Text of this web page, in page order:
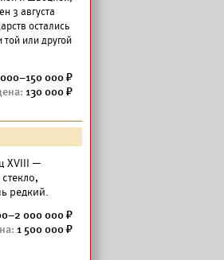
3 августа
остались
или другой
000
130 000
XVIII —
редкий.
000 000
1 500 000